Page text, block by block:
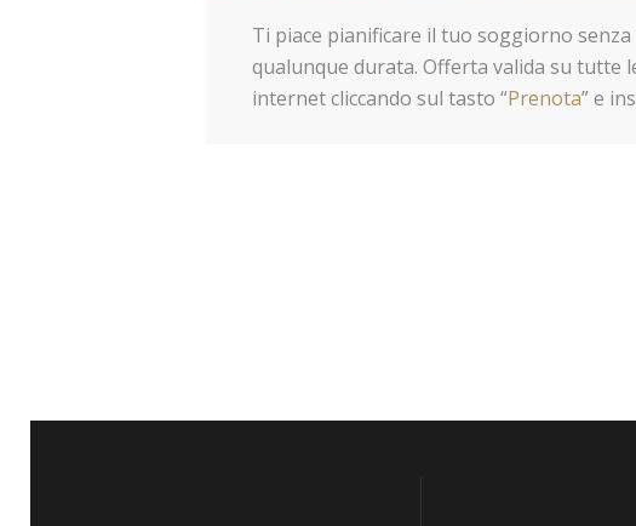
Ti piace pianificare il tuo soggiorno
qualunque durata. Offerta valida su tutte
internet cliccando sul tasto “Prenota” e